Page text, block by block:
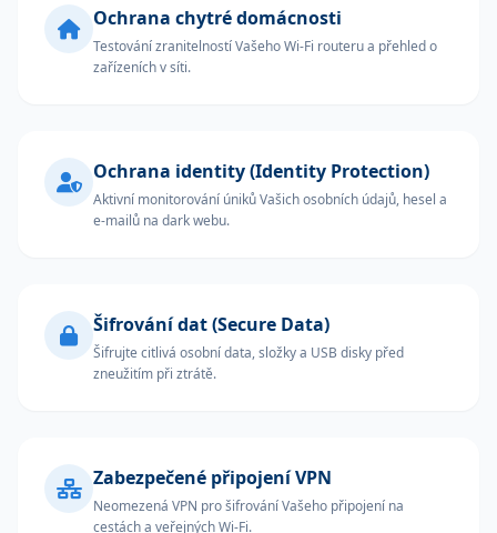
Ochrana chytré domácnosti
Testování zranitelností Vašeho Wi-Fi routeru a přehled o
zařízeních v síti.
Ochrana identity (Identity Protection)
Aktivní monitorování úniků Vašich osobních údajů, hesel a
e-mailů na dark webu.
Šifrování dat (Secure Data)
Šifrujte citlivá osobní data, složky a USB disky před
zneužitím při ztrátě.
Zabezpečené připojení VPN
Neomezená VPN pro šifrování Vašeho připojení na
cestách a veřejných Wi-Fi.